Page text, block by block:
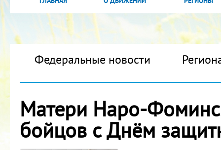
Федеральные новости
Матери Наро-
бойцов с Днём